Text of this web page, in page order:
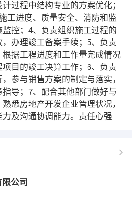
过程中结构专业的方案优化；
工进度、质量安全、消防和监
控；4、负责组织施工过程的
办理竣工备案手续；5、负责
据工程进度和工作量完成情况
目的竣工决算工作；6、负责
参与销售方案的制定与落实，
导；7、配合其他部门做好与
悉房地产开发企业管理状况，
及沟通协调能力。责任心强
公司